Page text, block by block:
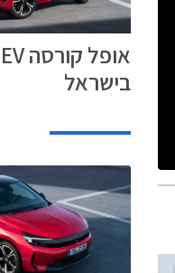
בישראל